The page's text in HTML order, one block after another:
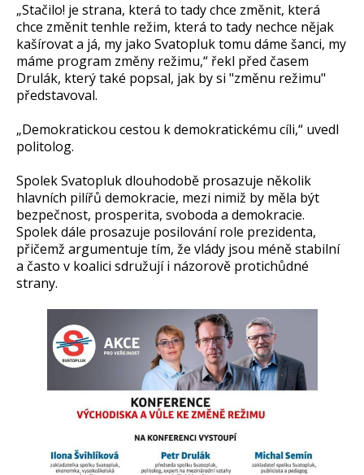
„Stačilo! je strana, která to tady chce změnit, která
chce změnit tenhle režim, která to tady nechce nějak
kašírovat a já, my jako Svatopluk tomu dáme šanci, my
máme program změny režimu,“ řekl před časem
Drulák, který také popsal, jak by si "změnu režimu"
představoval.
„Demokratickou cestou k demokratickému cíli,“ uvedl
politolog.
Spolek Svatopluk dlouhodobě prosazuje několik
hlavních pilířů demokracie, mezi nimiž by měla být
bezpečnost, prosperita, svoboda a demokracie.
Spolek dále prosazuje posilování role prezidenta,
přičemž argumentuje tím, že vlády jsou méně stabilní
a často v koalici sdružují i názorově protichůdné
strany.